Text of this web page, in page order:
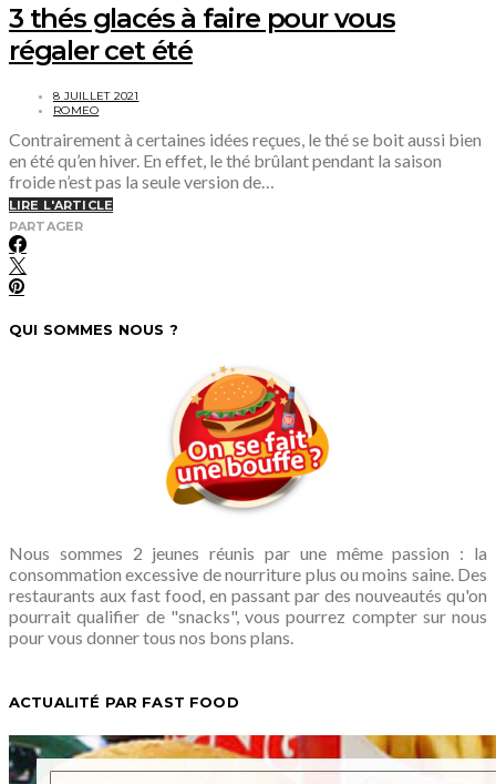
3 thés glacés à faire pour vous
régaler cet été
8 JUILLET 2021
ROMEO
Contrairement à certaines idées reçues, le thé se boit aussi bien
en été qu’en hiver. En effet, le thé brûlant pendant la saison
froide n’est pas la seule version de…
LIRE L'ARTICLE
PARTAGER
QUI SOMMES NOUS ?
Nous sommes 2 jeunes réunis par une même passion : la
consommation excessive de nourriture plus ou moins saine. Des
restaurants aux fast food, en passant par des nouveautés qu'on
pourrait qualifier de "snacks", vous pourrez compter sur nous
pour vous donner tous nos bons plans.
ACTUALITÉ PAR FAST FOOD